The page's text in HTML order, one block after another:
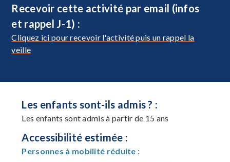
Recevoir cette activité par email (infos
et rappel J-1) :
Cliquez ici pour recevoir l'activité puis un rappel la
veille
Les enfants sont-ils admis ? :
Les enfants sont admis à partir de 15 ans
Accessibilité estimée :
Personnes à mobilité réduite :